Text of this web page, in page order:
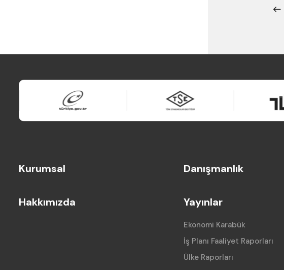
Kurumsal
Hakkımızda
Danışmanlık
Yayınlar
Ekonomi Karabük
İş Planı Faaliyet Raporları
Ülke Raporları